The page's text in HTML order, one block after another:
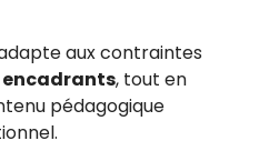
aux contraintes
encadrants, tout en
pédagogique